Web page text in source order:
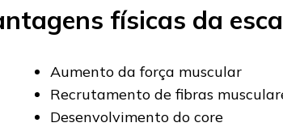
físicas da
Aumento da força muscular
Recrutamento de fibras
Desenvolvimento do core